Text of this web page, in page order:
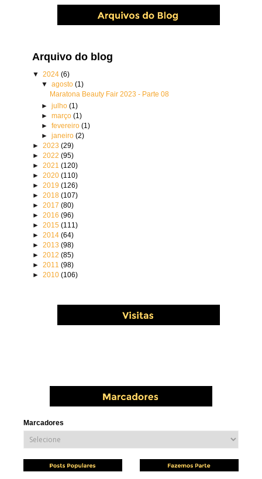
Arquivo do blog
▼2024(6)
▼ agosto (1)
Maratona Beauty Fair 2023 - Parte 08
► julho (1)
► março (1)
► fevereiro (1)
► janeiro (2)
►2023(29)
►2022(95)
►2021(120)
►2020(110)
►2019(126)
►2018(107)
►2017(80)
►2016(96)
►2015(111)
►2014(64)
►2013(98)
►2012(85)
►2011(98)
►2010(106)
Marcadores